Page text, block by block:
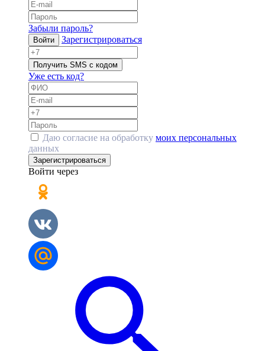
Забыли пароль?
Войти Зарегистрироваться
Получить SMS с кодом
Уже есть код?
Даю согласие на обработку моих персональных
данных
Зарегистрироваться
Войти через